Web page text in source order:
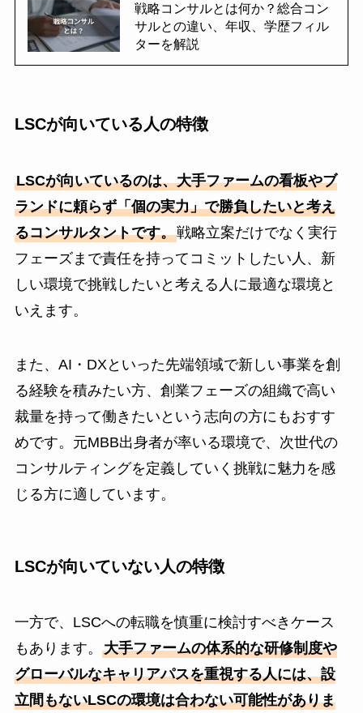
戦略コンサルとは何か？総合コン
サルとの違い、年収、学歴フィル
ターを解説
LSCが向いている人の特徴
LSCが向いているのは、大手ファームの看板やブ
ランドに頼らず「個の実力」で勝負したいと考え
るコンサルタントです。戦略立案だけでなく実行
フェーズまで責任を持ってコミットしたい人、新
しい環境で挑戦したいと考える人に最適な環境と
いえます。
また、AI・DXといった先端領域で新しい事業を創
る経験を積みたい方、創業フェーズの組織で高い
裁量を持って働きたいという志向の方にもおすす
めです。元MBB出身者が率いる環境で、次世代の
コンサルティングを定義していく挑戦に魅力を感
じる方に適しています。
LSCが向いていない人の特徴
一方で、LSCへの転職を慎重に検討すべきケース
もあります。 大手ファームの体系的な研修制度や
グローバルなキャリアパスを重視する人には、設
立間もないLSCの環境は合わない可能性がありま